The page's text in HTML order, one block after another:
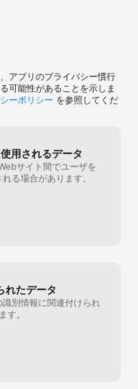
コレクション要素が好きな
燃える方
ムを探している方
アプリのプライバシー慣行
可能性があることを示しま
ーポリシー を参照してくだ
用されるデータ
サイト間でユーザを
る場合があります。
れたデータ
別情報に関連付けられ
す。